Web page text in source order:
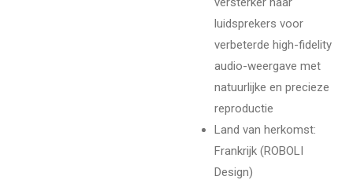
luidsprekers voor
verbeterde high-fidelity
audio-weergave met
natuurlijke en precieze
reproductie
Land van herkomst:
Frankrijk (ROBOLI
Design)